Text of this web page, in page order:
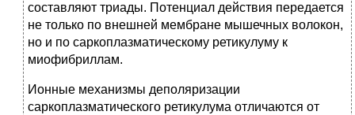
составляют триады. Потенциал действия передается
не только по внешней мембране мышечных волокон,
но и по саркоплазматическому ретикулуму к
миофибриллам.
Ионные механизмы деполяризации
саркоплазматического ретикулума отличаются от